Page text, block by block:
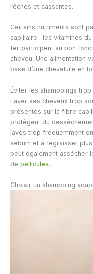
rêches et cassantes.
Certains nutriments sont
capillaire : les vitamines
fer participent au bon
cheveu. Une alimentation
base d’une chevelure en
Éviter les shampoings
Laver ses cheveux trop
présentes sur la fibre
protègent du
lavés trop fréquemment
sébum et à regraisser
peut également assécher
de pellicules.
Choisir un shampoing